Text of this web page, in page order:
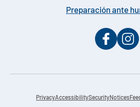
Preparación ante
PrivacyAccessibilitySecurityNotices